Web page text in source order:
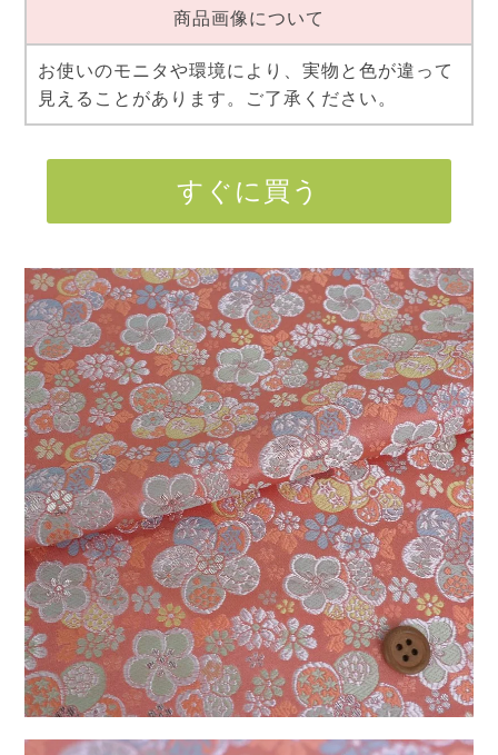
商品画像について
お使いのモニタや環境により、実物と色が違って
見えることがあります。ご了承ください。
すぐに買う